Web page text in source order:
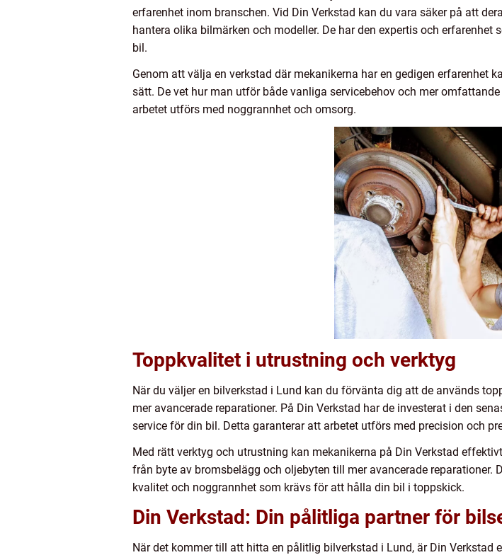
erfarenhet inom branschen. Vid Din Verkstad kan du vara säker på att
hantera olika bilmärken och modeller. De har den expertis och
bil.
Genom att välja en verkstad där mekanikerna har en gedigen erfarenhet
sätt. De vet hur man utför både vanliga servicebehov och mer
arbetet utförs med noggrannhet och omsorg.
Toppkvalitet i utrustning och verktyg
När du väljer en bilverkstad i Lund kan du förvänta dig att de används
mer avancerade reparationer. På Din Verkstad har de investerat i den
service för din bil. Detta garanterar att arbetet utförs med precision och
Med rätt verktyg och utrustning kan mekanikerna på Din Verkstad
från byte av bromsbelägg och oljebyten till mer avancerade
kvalitet och noggrannhet som krävs för att hålla din bil i toppskick.
Din Verkstad: Din pålitliga partner för
När det kommer till att hitta en pålitlig bilverkstad i Lund, är Din Verkstad